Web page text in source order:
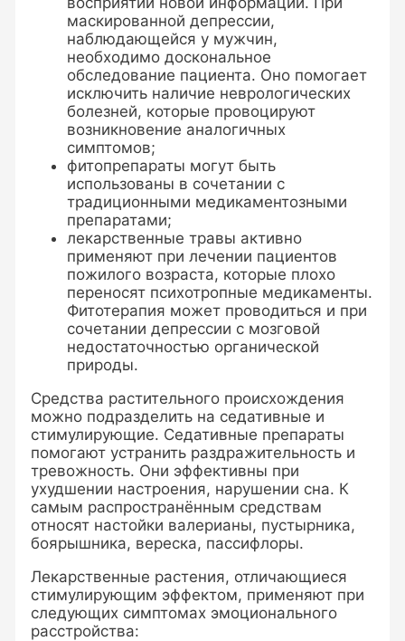
маскированной депрессии,
наблюдающейся у мужчин,
необходимо доскональное
обследование пациента. Оно помогает
исключить наличие неврологических
болезней, которые провоцируют
возникновение аналогичных
симптомов;
фитопрепараты могут быть
использованы в сочетании с
традиционными медикаментозными
препаратами;
лекарственные травы активно
применяют при лечении пациентов
пожилого возраста, которые плохо
переносят психотропные медикаменты.
Фитотерапия может проводиться и при
сочетании депрессии с мозговой
недостаточностью органической
природы.
Средства растительного происхождения
можно подразделить на седативные и
стимулирующие. Седативные препараты
помогают устранить раздражительность и
тревожность. Они эффективны при
ухудшении настроения, нарушении сна. К
самым распространённым средствам
относят настойки валерианы, пустырника,
боярышника, вереска, пассифлоры.
Лекарственные растения, отличающиеся
стимулирующим эффектом, применяют при
следующих симптомах эмоционального
расстройства: